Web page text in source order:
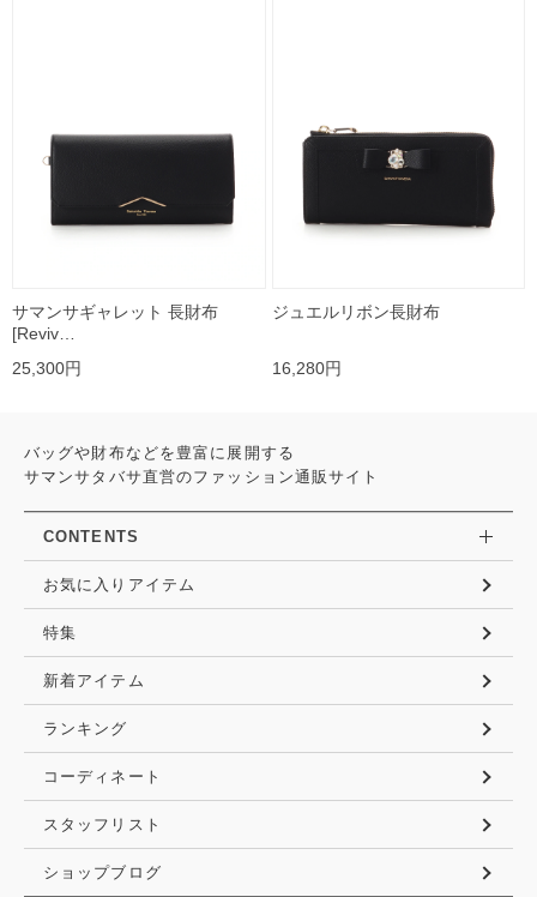
サマンサギャレット 長財布
[Reviv…
25,300円
ジュエルリボン長財布
16,280円
バッグや財布などを豊富に展開する
サマンサタバサ直営のファッション通販サイト
CONTENTS
お気に入りアイテム
特集
新着アイテム
ランキング
コーディネート
スタッフリスト
ショップブログ